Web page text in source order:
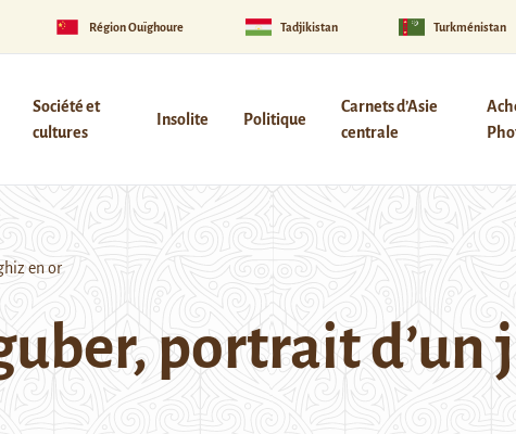
Région Ouïghoure Tadjikistan Turkménistan
Société et
cultures
Insolite Politique
Carnets d’Asie
centrale
en or
portrait